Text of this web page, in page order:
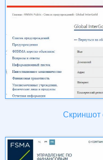
Скриншот